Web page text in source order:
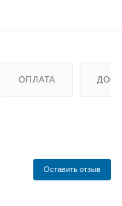
ОПЛАТА
Оставить отзыв